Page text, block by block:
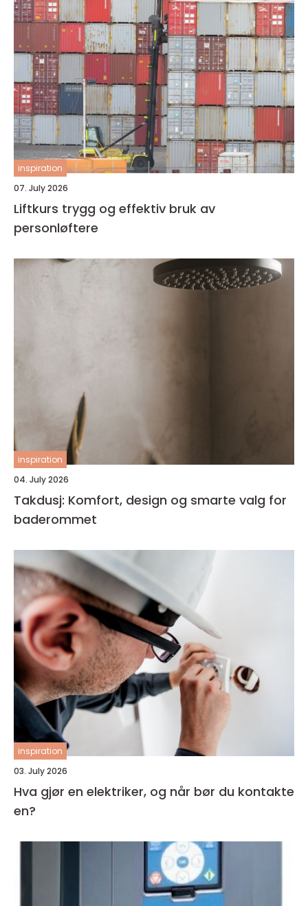
inspiration
07. July 2026
Liftkurs trygg og effektiv bruk av
personløftere
inspiration
04. July 2026
Takdusj: Komfort, design og smarte valg for
baderommet
inspiration
03. July 2026
Hva gjør en elektriker, og når bør du kontakte
en?